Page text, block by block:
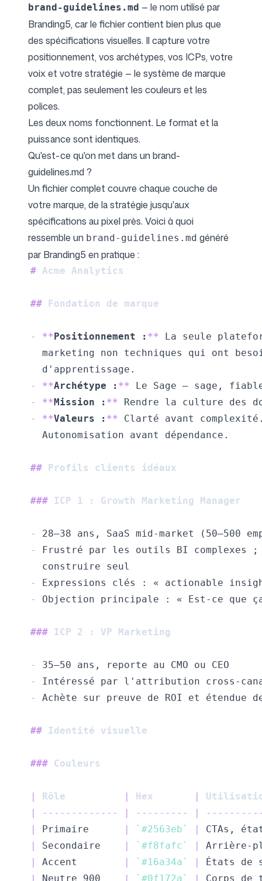
brand-guidelines.md — le nom utilisé par
Branding5, car le fichier contient bien plus que
des spécifications visuelles. Il capture votre
positionnement, vos archétypes, vos ICPs, votre
voix et votre stratégie — le système de marque
complet, pas seulement les couleurs et les
polices.
Les deux noms fonctionnent. Le format et la
puissance sont identiques.
Qu'est-ce qu'on met dans un brand-
guidelines.md ?
Un fichier complet couvre chaque couche de
votre marque, de la stratégie jusqu'aux
spécifications au pixel près. Voici à quoi
ressemble un brand-guidelines.md généré
par Branding5 en pratique :
# Acme Analytics
## Fondation de marque
- ** Positionnement : **
-
**Archétype : **
-
**Mission : **
-
**Valeurs : **
## Profils clients idéaux
### ICP 1 : Growth Marketing Manager
-
-
-
-
### ICP 2 : VP Marketing
-
-
-
## Identité visuelle
### Couleurs
Rôle Hex
------------- ---------
Primaire `#2563eb`
CTAs,
Secondaire `#f8fafc`
Accent `#16a34a`
États
Neutre 900 `#0f172a`